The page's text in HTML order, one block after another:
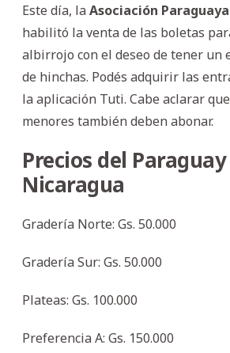
Este día, laAsociación
habilitó la venta de las boletas
albirrojo con el deseo de tener un
de hinchas. Podés adquirir las
la aplicación Tuti. Cabe aclarar
menores también deben abonar.
Precios del Paraguay
Nicaragua
Gradería Norte: Gs. 50.000
Gradería Sur: Gs. 50.000
Plateas: Gs. 100.000
Preferencia A: Gs. 150.000